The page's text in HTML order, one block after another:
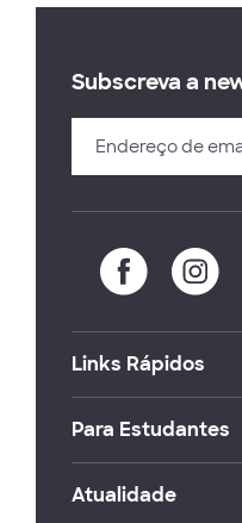
Subscreva a
Links Rápidos
Para Estudantes
Atualidade